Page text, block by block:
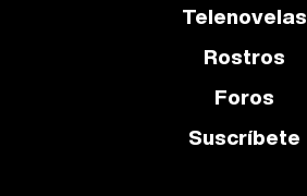
Telenovelas
Rostros
Foros
Suscríbete